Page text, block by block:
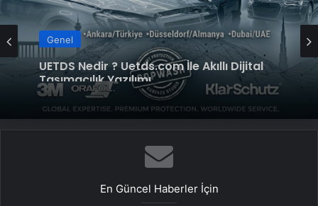
Genel
UETDS Nedir ? Uetds.com İle Akıllı Dijital
Taşımacılık Yazılımı
Genel
Yeni Dünya Düzensizliği Çağında Türk Dış
Politikası ve Hakan Fidan Faktörü
En Güncel Haberler İçin